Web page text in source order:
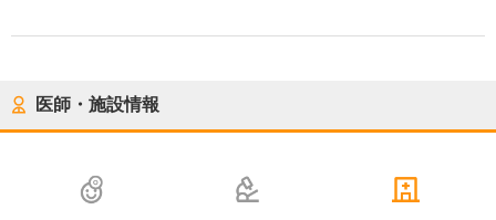
医師・施設情報